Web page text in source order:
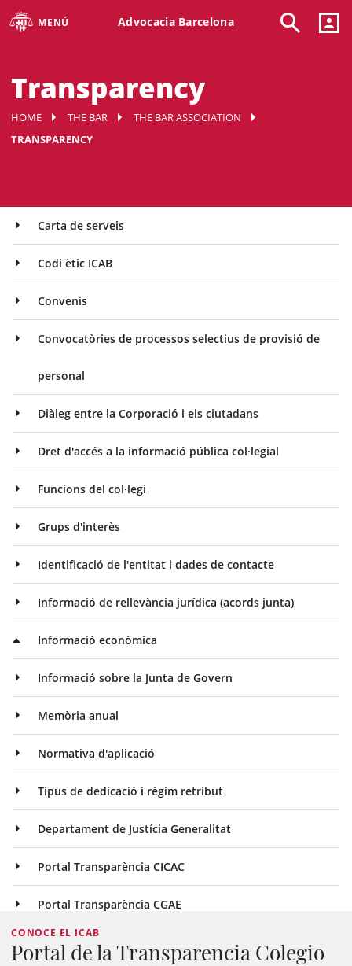
MENÚ Advocacia Barcelona
Transparency
HOME THE BAR
THE BAR ASSOCIATION
TRANSPARENCY
Carta de serveis
Codi ètic ICAB
Convenis
Convocatòries de processos selectius de provisió de
personal
Diàleg entre la Corporació i els ciutadans
Dret d'accés a la informació pública col·legial
Funcions del col·legi
Grups d'interès
Identificació de l'entitat i dades de contacte
Informació de rellevància jurídica (acords junta)
Informació econòmica
Informació sobre la Junta de Govern
Memòria anual
Normativa d'aplicació
Tipus de dedicació i règim retribut
Departament de Justícia Generalitat
Portal Transparència CICAC
Portal Transparència CGAE
CONOCE EL ICAB
Portal de la Transparencia Colegio